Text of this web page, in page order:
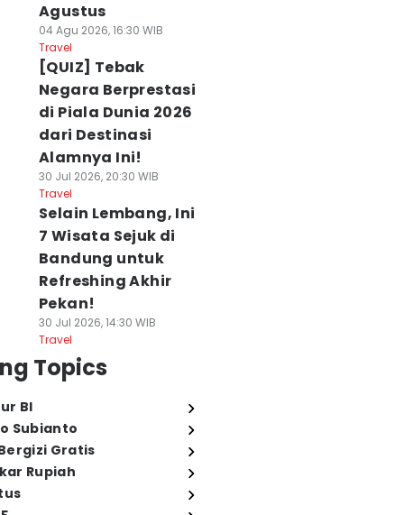
Agustus
04 Agu 2026, 16:30 WIB
Travel
[QUIZ] Tebak
Negara Berprestasi
di Piala Dunia 2026
dari Destinasi
Alamnya Ini!
30 Jul 2026, 20:30 WIB
Travel
Selain Lembang, Ini
7 Wisata Sejuk di
Bandung untuk
Refreshing Akhir
Pekan!
30 Jul 2026, 14:30 WIB
Travel
Topics
BI
Subianto
Gratis
Rupiah